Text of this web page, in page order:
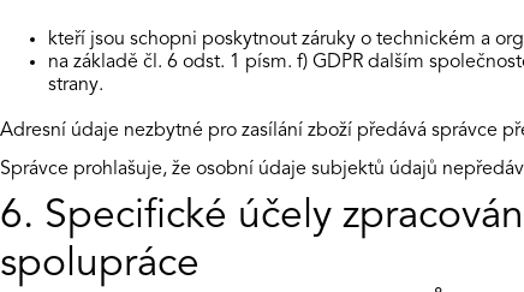
kteří jsou schopni poskytnout záruky o technickém a
na základě čl. 6 odst. 1 písm. f) GDPR dalším
strany.
Adresní údaje nezbytné pro zasílání zboží předává správce
Správce prohlašuje, že osobní údaje subjektů údajů
6. Specifické účely
spolupráce